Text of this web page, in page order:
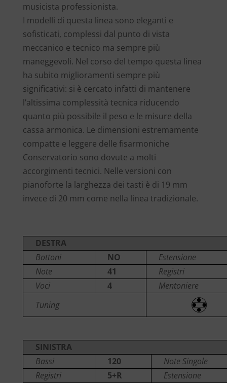
musicista professionista.
I modelli di questa linea sono eleganti e
sofisticati, complessi dal punto di vista
meccanico e tecnico ma sempre più
maneggevoli. Nel corso del tempo questa linea
ha subito miglioramenti sempre più
significativi: si è cercato infatti di mantenere
l’altissima complessità tecnica riducendo
quanto più possibile il peso e le misure della
cassa armonica. Le dimensioni estremamente
compatte e leggere delle fisarmoniche
Conservatorio sono dovute a molti
accorgimenti tecnici. Nelle versioni con
pianoforte la larghezza dei tasti è di 19 mm
invece di 20 mm come nella linea tradizionale.
DESTRA
Bottoni
NO
Estensione
Note
41
Registri
Voci
4
Mentoniere
Tuning
SINISTRA
Bassi
120
Note Singole
Registri
5+R
Estensione